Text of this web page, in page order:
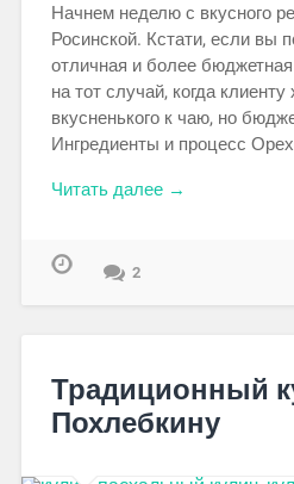
Начнем неделю с вкусного
Росинской. Кстати, если вы
отличная и более бюджетная
на тот случай, когда клиенту
вкусненького к чаю, но
Ингредиенты и процесс
Читать далее →
2
Традиционный
Похлебкину